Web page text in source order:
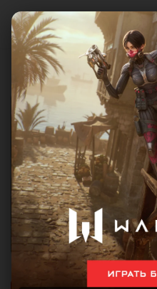
Реклама. ООО